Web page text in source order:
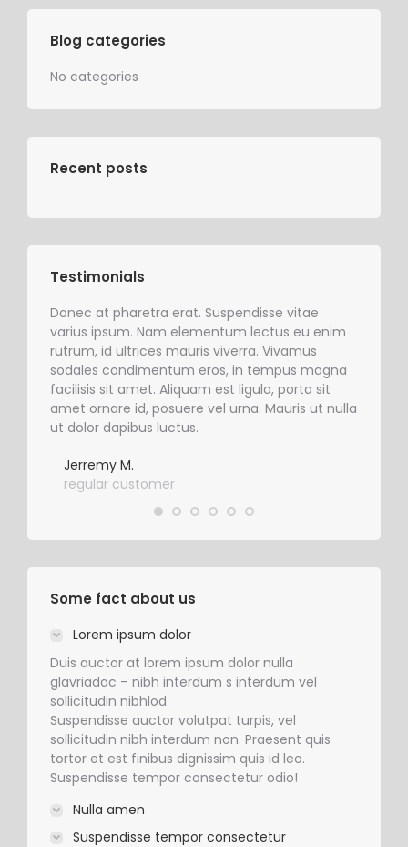
Blog categories
No categories
Recent posts
Testimonials
Donec at pharetra erat. Suspendisse vitae
varius ipsum. Nam elementum lectus eu enim
rutrum, id ultrices mauris viverra. Vivamus
sodales condimentum eros, in tempus magna
facilisis sit amet. Aliquam est ligula, porta sit
amet ornare id, posuere vel urna. Mauris ut nulla
ut dolor dapibus luctus.
Jerremy M.
regular customer
Some fact about us
Lorem ipsum dolor
Duis auctor at lorem ipsum dolor nulla
glavriadac – nibh interdum s interdum vel
sollicitudin nibhlod.
Suspendisse auctor volutpat turpis, vel
sollicitudin nibh interdum non. Praesent quis
tortor et est finibus dignissim quis id leo.
Suspendisse tempor consectetur odio!
Nulla amen
Suspendisse tempor consectetur